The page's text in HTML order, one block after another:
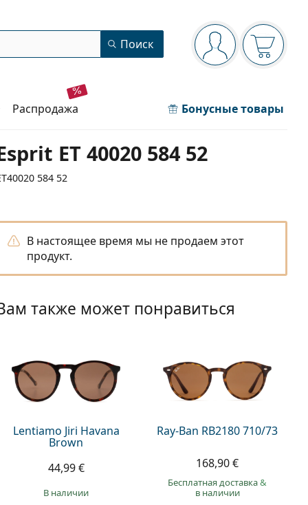
Панель навигации
Вы вошли вВаша
Поиск
распродажа Бонусные товары
ET 40020 584 52
584 52
В настоящее время мы не продаем этот
продукт.
также может понравиться
Lentiamo Jiri Havana
Brown
44,99 €
в наличии
Ray-Ban RB2180 710/73
168,90 €
Бесплатная доставка&
в наличии